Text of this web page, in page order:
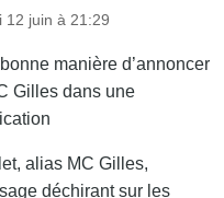
12 juin à 21:29
manière d’annoncer
Gilles dans une
alias MC Gilles,
déchirant sur les